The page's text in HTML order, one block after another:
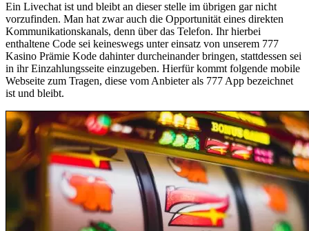
Ein Livechat ist und bleibt an dieser stelle im übrigen gar nicht
vorzufinden. Man hat zwar auch die Opportunität eines direkten
Kommunikationskanals, denn über das Telefon. Ihr hierbei
enthaltene Code sei keineswegs unter einsatz von unserem 777
Kasino Prämie Kode dahinter durcheinander bringen, stattdessen sei
in ihr Einzahlungsseite einzugeben. Hierfür kommt folgende mobile
Webseite zum Tragen, diese vom Anbieter als 777 App bezeichnet
ist und bleibt.